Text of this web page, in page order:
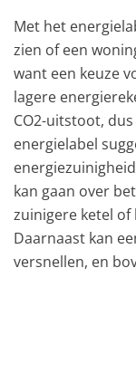
Met het
zien of een
want een keuze
lagere
CO2-uitstoot,
energielabel
kan gaan over
zuinigere ketel
Daarnaast kan
versnellen, en